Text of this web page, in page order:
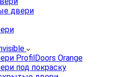
двери
ProfilDoors Orange
под покраску